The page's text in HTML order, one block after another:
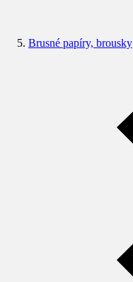
Brusné papíry, brousky